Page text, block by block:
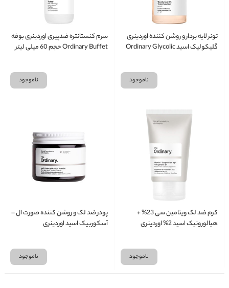
تونر لایه بردار و روشن کننده اوردینری
گلیکولیک اسید Ordinary Glycolic
ناموجود
سرم کنستانتره ضدپیری اوردینری بوفه
Ordinary Buffet حجم 60 میلی لیتر
ناموجود
کرم ضد لک ویتامین سی 23% +
هیالورونیک اسید 2% اوردینری
ناموجود
پودر ضد لک و روشن کننده صورت ال –
آسکوربیک اسید اوردینری
ناموجود